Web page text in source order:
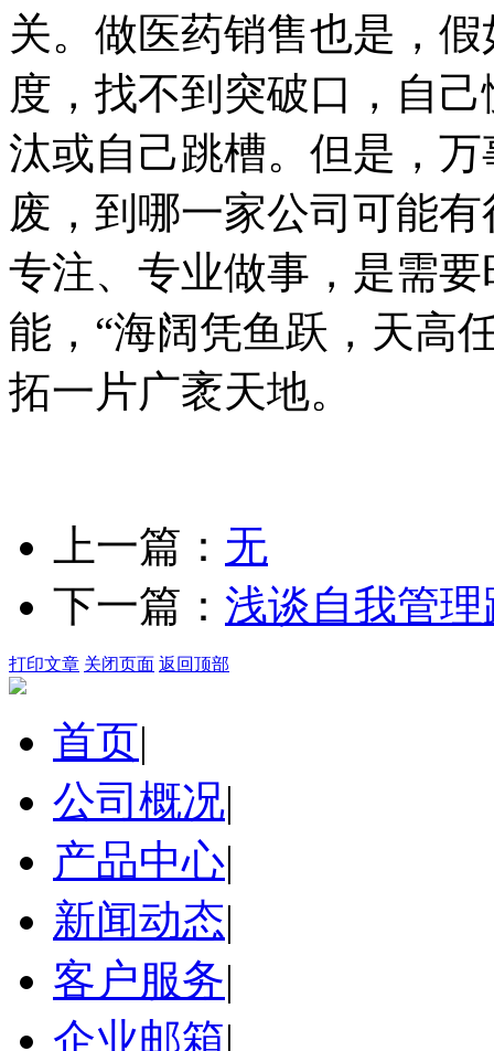
关。做医药销售也是，
度，找不到突破口，自
汰或自己跳槽。但是，
废，到哪一家公司可能
专注、专业做事，是需
能，“海阔凭鱼跃，天高
拓一片广袤天地。
上一篇： 无
下一篇： 浅谈自我管
打印文章 关闭页面 返回顶部
首页|
公司概况|
产品中心|
新闻动态|
客户服务|
企业邮箱|